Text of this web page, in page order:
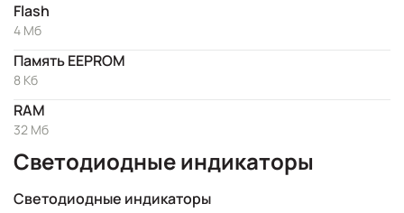
Flash
4 Мб
Память EEPROM
8 Кб
RAM
32 Мб
Светодиодные индикаторы
Светодиодные индикаторы